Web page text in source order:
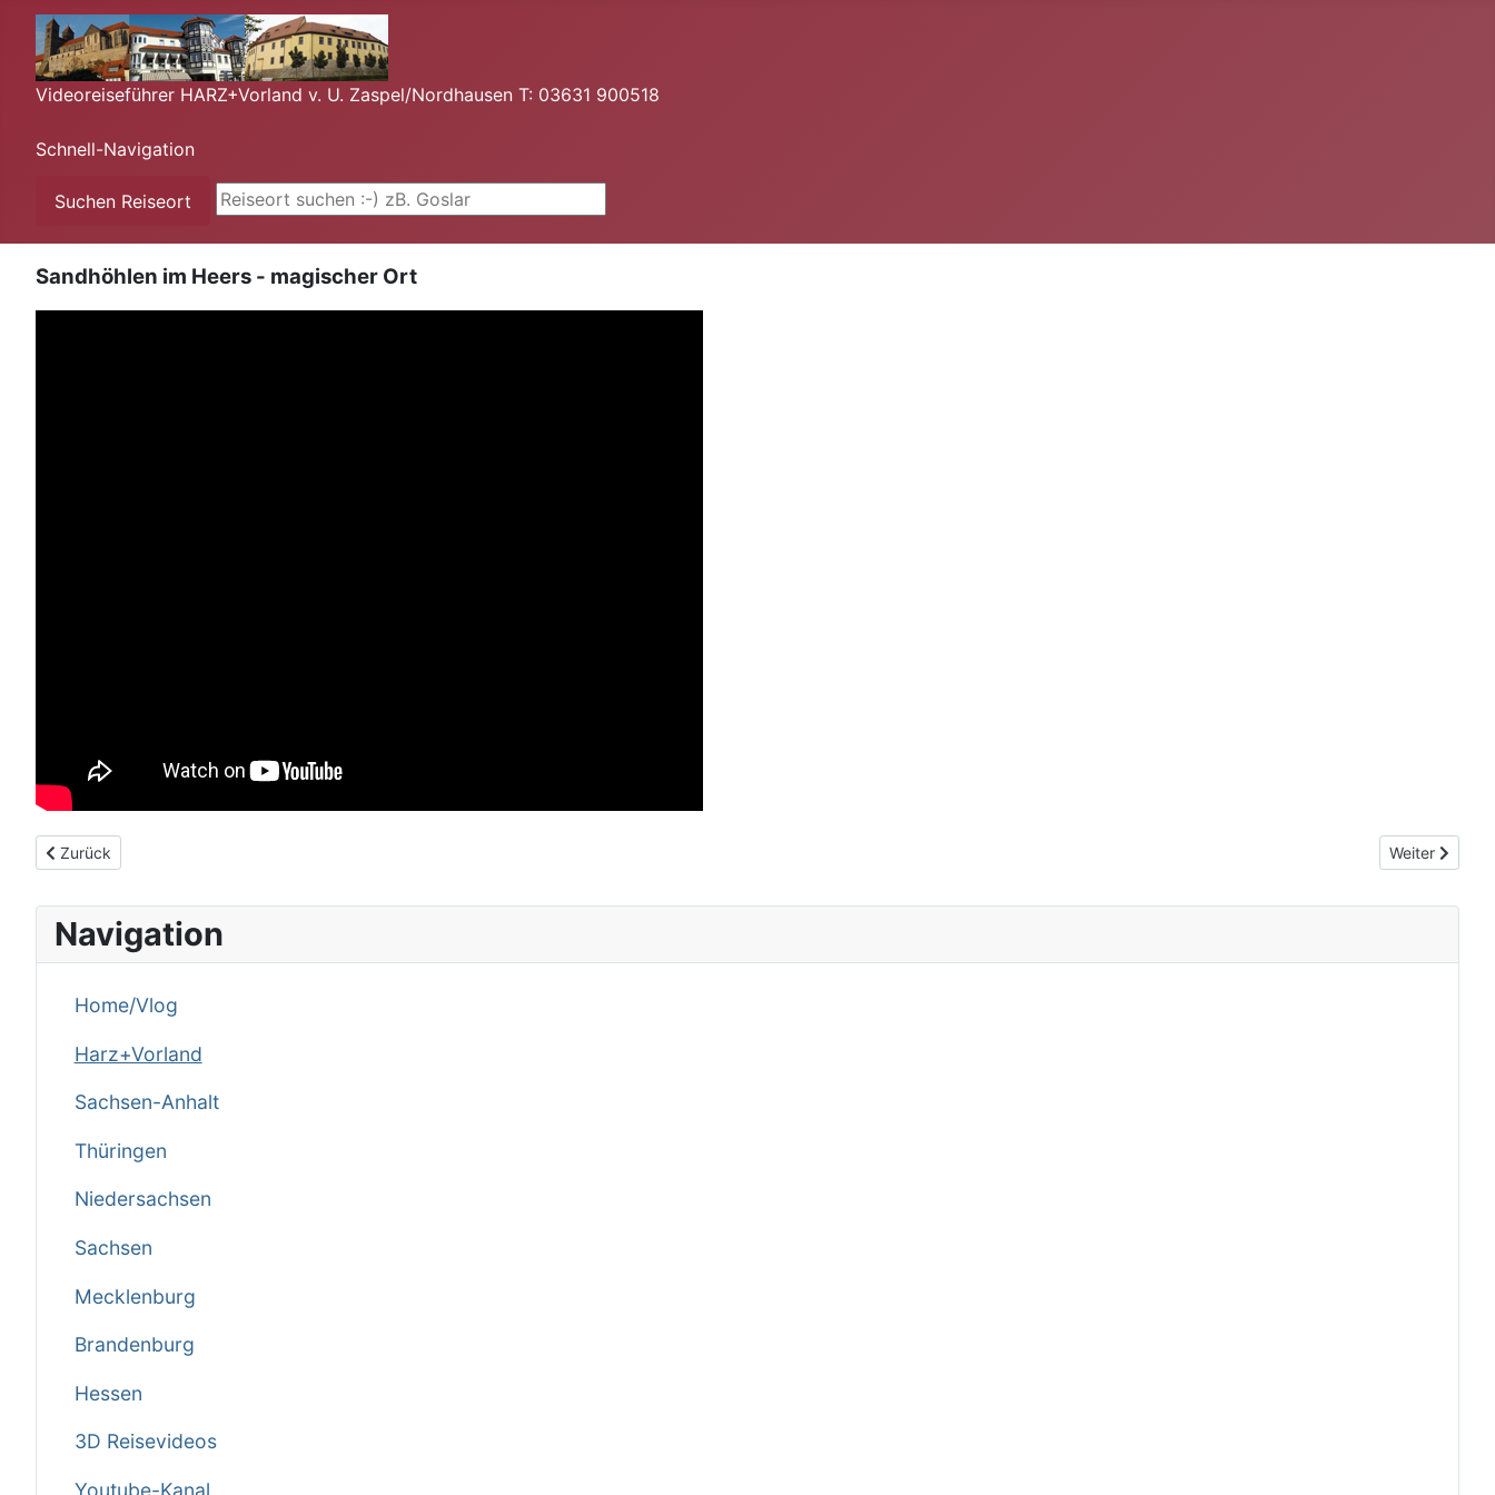
Videoreiseführer HARZ+Vorland v. U. Zaspel/Nordhausen T: 03631 900518
Schnell-Navigation
Suchen Reiseort
Suchen ...
Navigation
Home/Vlog
Harz+Vorland
Sachsen-Anhalt
Thüringen
Niedersachsen
Sachsen
Mecklenburg
Brandenburg
Hessen
3D Reisevideos
Youtube-Kanal
Sandhöhlen im Heers - magischer Ort
Vorheriger Beitrag: Sankt Andreasberg
Zurück Nächster
Weiter